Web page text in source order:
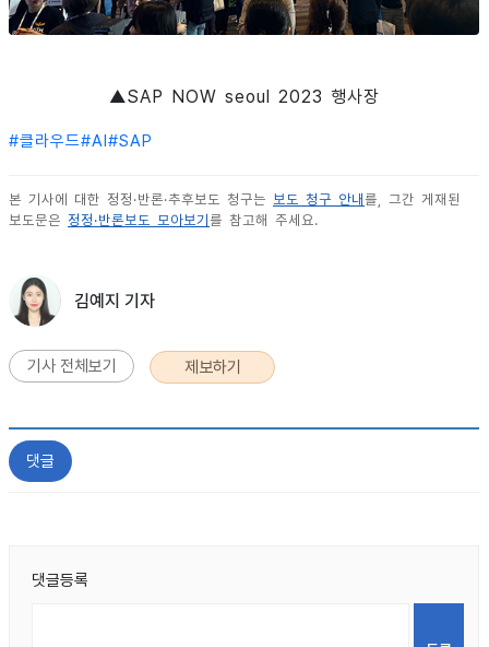
▲SAP NOW seoul 2023 행사장
#클라우드#AI#SAP
본 기사에 대한 정정·반론·추후보도 청구는 보도 청구 안내 를, 그간 게재된
보도문은 정정·반론보도 모아보기 를 참고해 주세요.
김예지 기자
기사 전체보기 제보하기
댓글
댓글등록